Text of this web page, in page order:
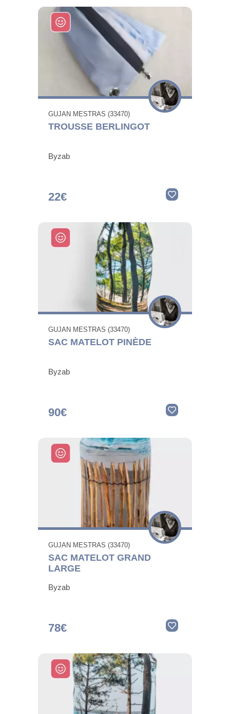
GUJAN MESTRAS (33470)
TROUSSE BERLINGOT
Byzab
22€
GUJAN MESTRAS (33470)
SAC MATELOT PINÈDE
Byzab
90€
GUJAN MESTRAS (33470)
SAC MATELOT GRAND
LARGE
Byzab
78€